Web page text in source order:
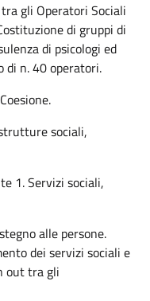
gli Operatori Sociali
di gruppi di
di psicologi ed
di n. 40 operatori.
sociali,
1. Servizi sociali,
alle persone.
dei servizi sociali e
out tra gli